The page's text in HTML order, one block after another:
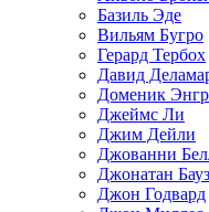
Базиль Эде
Вильям Бугро
Герард Тербох
Давид
Доменик Энгр
Джеймс Ли
Джим Дейли
Джованни
Джонатан
Джон Годвард